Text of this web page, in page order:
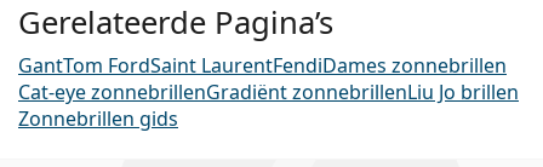
Gerelateerde Pagina’s
GantTom FordSaint LaurentFendiDames zonnebrillen
Cat-eye zonnebrillenGradiënt zonnebrillenLiu Jo brillen
Zonnebrillen gids